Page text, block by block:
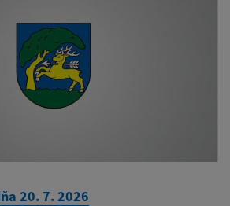
20. 7. 2026